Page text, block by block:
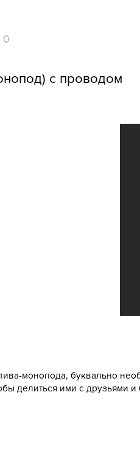
0
с проводом
монопода, буквально
делиться ими с друзьями и